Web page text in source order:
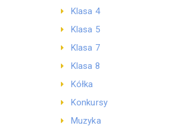
Klasa 4
Klasa 5
Klasa 7
Klasa 8
Kółka
Konkursy
Muzyka